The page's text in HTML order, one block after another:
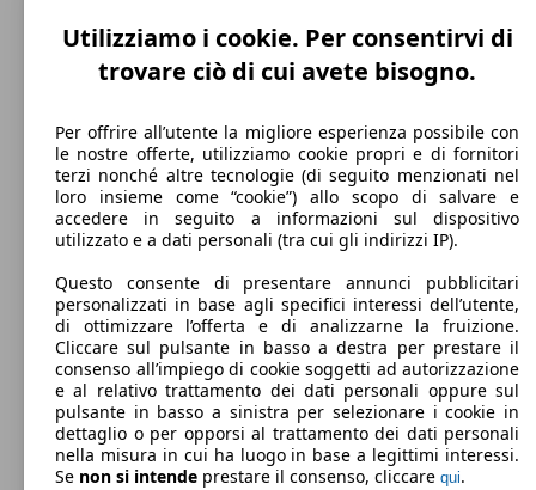
199 km/h
Velocità massima
Diesel
Carburante
252 g/km
Emissioni di CO2 (combinato)*
Utilizziamo i cookie. Per consentirvi di
trovare ciò di cui avete bisogno.
Per offrire all’utente la migliore esperienza possibile con
le nostre offerte, utilizziamo cookie propri e di fornitori
terzi nonché altre tecnologie (di seguito menzionati nel
loro insieme come “cookie”) allo scopo di salvare e
accedere in seguito a informazioni sul dispositivo
utilizzato e a dati personali (tra cui gli indirizzi IP).
Questo consente di presentare annunci pubblicitari
personalizzati in base agli specifici interessi dell’utente,
di ottimizzare l’offerta e di analizzarne la fruizione.
Cliccare sul pulsante in basso a destra per prestare il
consenso all’impiego di cookie soggetti ad autorizzazione
e al relativo trattamento dei dati personali oppure sul
pulsante in basso a sinistra per selezionare i cookie in
dettaglio o per opporsi al trattamento dei dati personali
nella misura in cui ha luogo in base a legittimi interessi.
Se non si intende prestare il consenso, cliccare qui.